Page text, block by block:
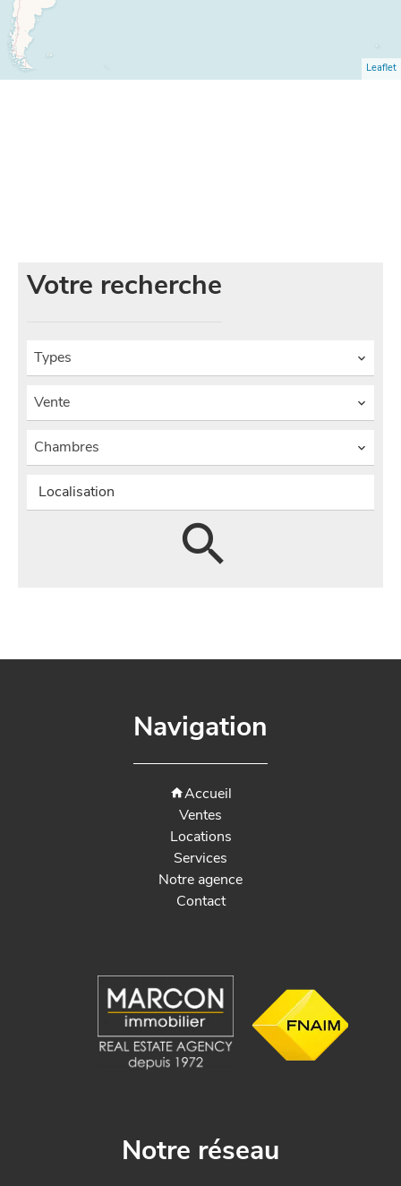
Leaflet
Votre recherche
Types
Vente
Chambres
Localisation
Navigation
Accueil
Ventes
Locations
Services
Notre agence
Contact
Notre réseau